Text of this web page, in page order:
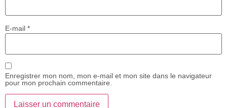
E-mail *
Enregistrer mon nom, mon e-mail et mon site dans le navigateur
pour mon prochain commentaire.